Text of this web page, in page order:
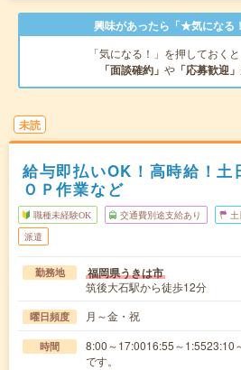
興味があったら「★気になる
「気になる！」を押しておく
「面談確約」 や 「応募歓迎」
未読
給与即払いOK！高時給！土
ＯＰ作業など
職種未経験OK 交通費別途支給あり 土
派遣
勤務地 福岡県うきは市
筑後大石駅から徒歩12分
曜日頻度 月～金・祝
時間
8:00～17:0016:55～1:5523:10
です。